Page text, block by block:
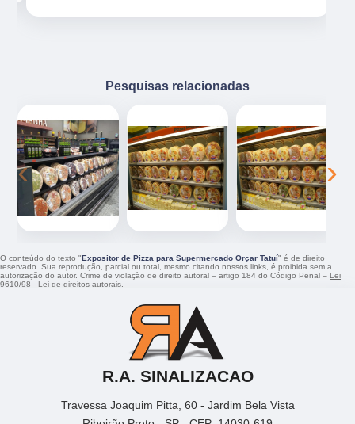
Pesquisas relacionadas
‹ ›
O conteúdo do texto "Expositor de Pizza para Supermercado Orçar Tatuí" é de direito
reservado. Sua reprodução, parcial ou total, mesmo citando nossos links, é proibida sem a
autorização do autor. Crime de violação de direito autoral – artigo 184 do Código Penal – Lei
9610/98 - Lei de direitos autorais.
R.A. SINALIZACAO
Travessa Joaquim Pitta, 60 - Jardim Bela Vista